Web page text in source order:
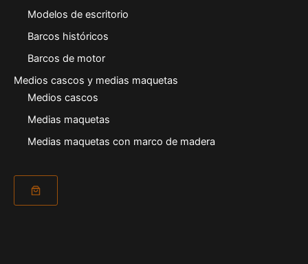
Modelos de escritorio
Barcos históricos
Barcos de motor
Medios cascos y medias maquetas
Medios cascos
Medias maquetas
Medias maquetas con marco de madera